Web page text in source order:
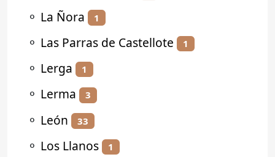
⚬ La Ñora 1
⚬ Las Parras de Castellote 1
⚬ Lerga 1
⚬ Lerma 3
⚬ León 33
⚬ Los Llanos 1